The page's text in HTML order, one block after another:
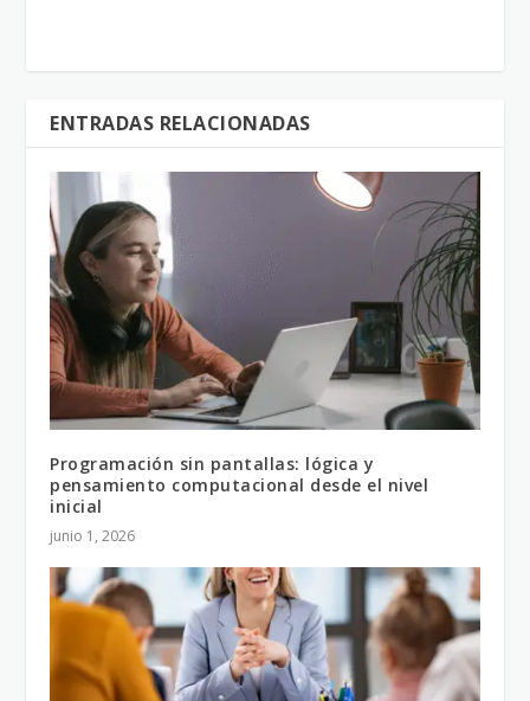
ENTRADAS RELACIONADAS
Programación sin pantallas: lógica y
pensamiento computacional desde el nivel
inicial
junio 1, 2026